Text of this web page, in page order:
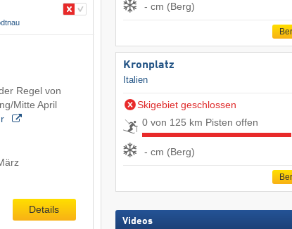
Regel von
Mitte April
Details
- cm (Berg)
Kronplatz
Italien
Skigebiet geschlossen
0 von 125 km Pisten offen
- cm (Berg)
Videos